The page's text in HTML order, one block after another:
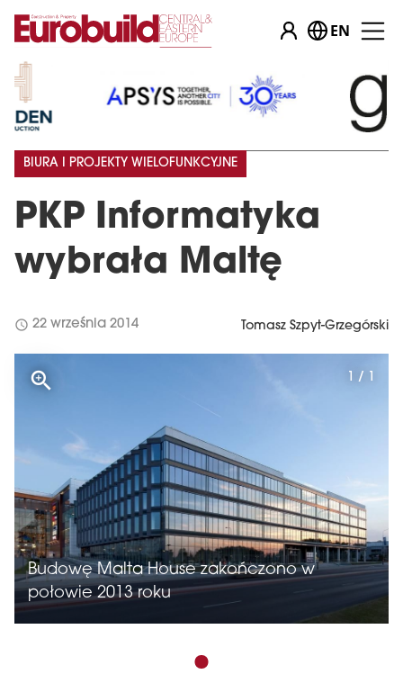
EN
PKP Informatyka
wybrała Maltę
BIURA I PROJEKTY WIELOFUNKCYJNE
schedule 22 września 2014 Tomasz Szpyt-Grzegórski
Budowę Malta House zakończono w
połowie 2013 roku
1 / 1